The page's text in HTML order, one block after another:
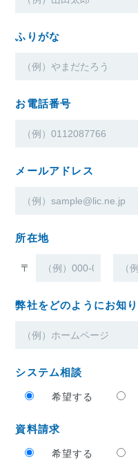
ふりがな
お電話番号
メールアドレス
所在地
〒
弊社をどのようにお知
システム相談
希望する
資料請求
希望する